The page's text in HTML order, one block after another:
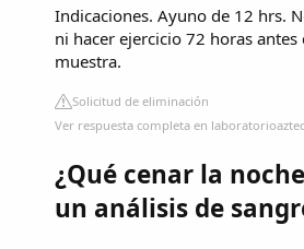
Indicaciones. Ayuno de 12 hrs.
ni hacer ejercicio 72 horas antes
muestra.
Solicitud de eliminación
Ver respuesta completa en
¿Qué cenar la
un análisis de